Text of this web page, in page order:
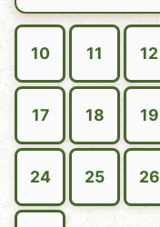
10 11 12
17 18 19
24 25 26